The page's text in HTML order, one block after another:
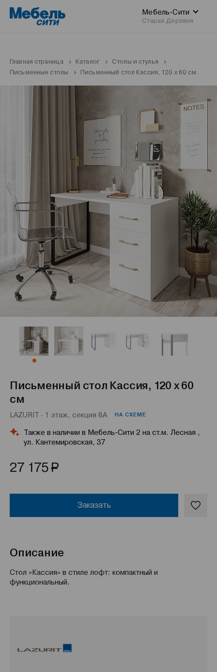
Мебель-Сити
Старая Деревня
Главная страница Каталог
Столы и стулья
Письменные столы
Письменный стол Кассия, 120 х 60 см
Письменный стол Кассия, 120 х 60
см
LAZURIT · 1 этаж, секция 8А НА СХЕМЕ
Также в наличии в Мебель-Сити 2 на ст.м. Лесная ,
ул. Кантемировская, 37
27 175Р
Заказать
Описание
Стол «Кассия» в стиле лофт: компактный и
функциональный.